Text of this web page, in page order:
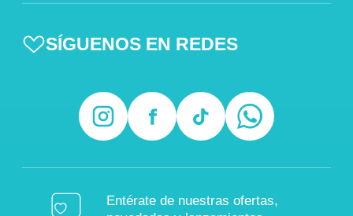
SÍGUENOS EN REDES
Entérate de nuestras ofertas,